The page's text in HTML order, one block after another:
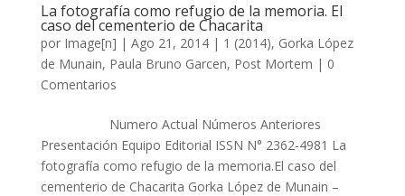
La fotografía como refugio de la memoria. El
caso del cementerio de Chacarita
por Image[n] | Ago 21, 2014| 1 (2014), Gorka López
de Munain, Paula Bruno Garcen, Post Mortem | 0
Comentarios
Numero Actual Números Anteriores
Presentación Equipo Editorial ISSN N° 2362-4981 La
fotografía como refugio de la memoria.El caso del
cementerio de Chacarita Gorka López de Munain –